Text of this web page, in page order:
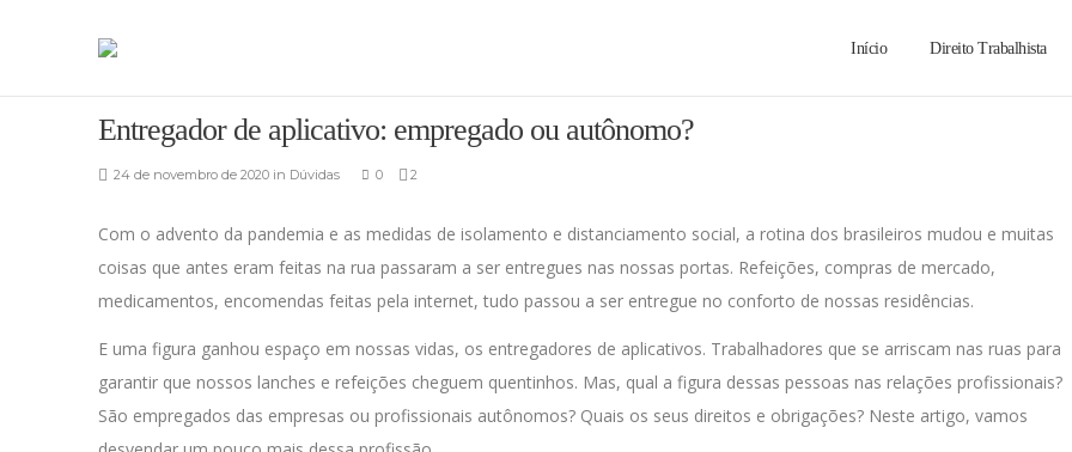
Início Direito Trabalhista
Entregador de aplicativo: empregado ou autônomo?
24 de novembro de 2020 in Dúvidas 0 2
Com o advento da pandemia e as medidas de isolamento e distanciamento social, a rotina dos brasileiros mudou e muitas
coisas que antes eram feitas na rua passaram a ser entregues nas nossas portas. Refeições, compras de mercado,
medicamentos, encomendas feitas pela internet, tudo passou a ser entregue no conforto de nossas residências.
E uma figura ganhou espaço em nossas vidas, os entregadores de aplicativos. Trabalhadores que se arriscam nas ruas para
garantir que nossos lanches e refeições cheguem quentinhos. Mas, qual a figura dessas pessoas nas relações profissionais?
São empregados das empresas ou profissionais autônomos? Quais os seus direitos e obrigações? Neste artigo, vamos